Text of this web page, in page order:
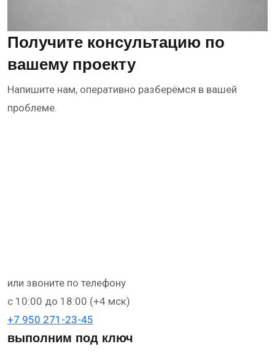
Получите консультацию по
вашему проекту
Напишите нам, оперативно разберёмся в вашей
проблеме.
или звоните по телефону
с 10:00 до 18:00 (+4 мск)
+7 950 271-23-45
выполним под ключ